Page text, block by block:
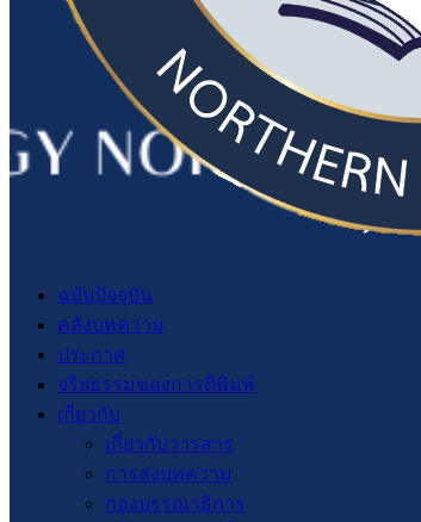
ฉบับปัจจุบัน
คลังบทความ
ประกาศ
จริยธรรมของการตีพิมพ์
เกี่ยวกับ
เกี่ยวกับวารสาร
การส่งบทความ
กองบรรณาธิการ